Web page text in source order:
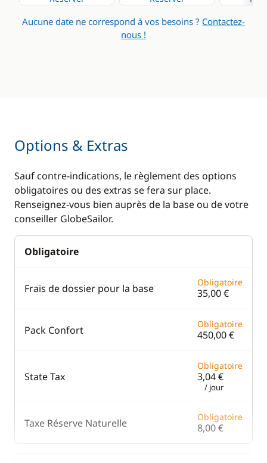
Aucune date ne correspond à vos besoins ? Contactez-
nous !
Options & Extras
Sauf contre-indications, le règlement des options
obligatoires ou des extras se fera sur place.
Renseignez-vous bien auprès de la base ou de votre
conseiller GlobeSailor.
Obligatoire
Frais de dossier pour la base Obligatoire
35,00 €
Pack Confort Obligatoire
450,00 €
State Tax
Obligatoire
3,04 €
/ jour
Taxe Réserve Naturelle Obligatoire
8,00 €